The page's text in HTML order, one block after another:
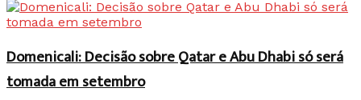
Domenicali: Decisão sobre Qatar e Abu Dhabi só será
tomada em setembro